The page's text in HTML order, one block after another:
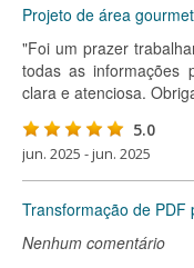
Projeto de área
"Foi um prazer
todas as informações
clara e atenciosa.
5.0
jun. 2025 - jun. 2025
Transformação de
Nenhum comentário